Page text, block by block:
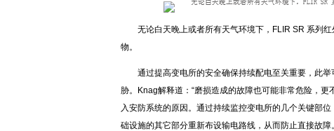
无论白天晚上或者所有天气环境下，FLIR SR 系列
物。
通过提高变电所的安全确保持续配电至关重要，此
胁。Knag解释道：“磨损造成的故障也可能非常危险，
入安防系统的原因。通过持续监控变电所的几个关键部
础设施的其它部分重新布设输电路线，从而防止直接故